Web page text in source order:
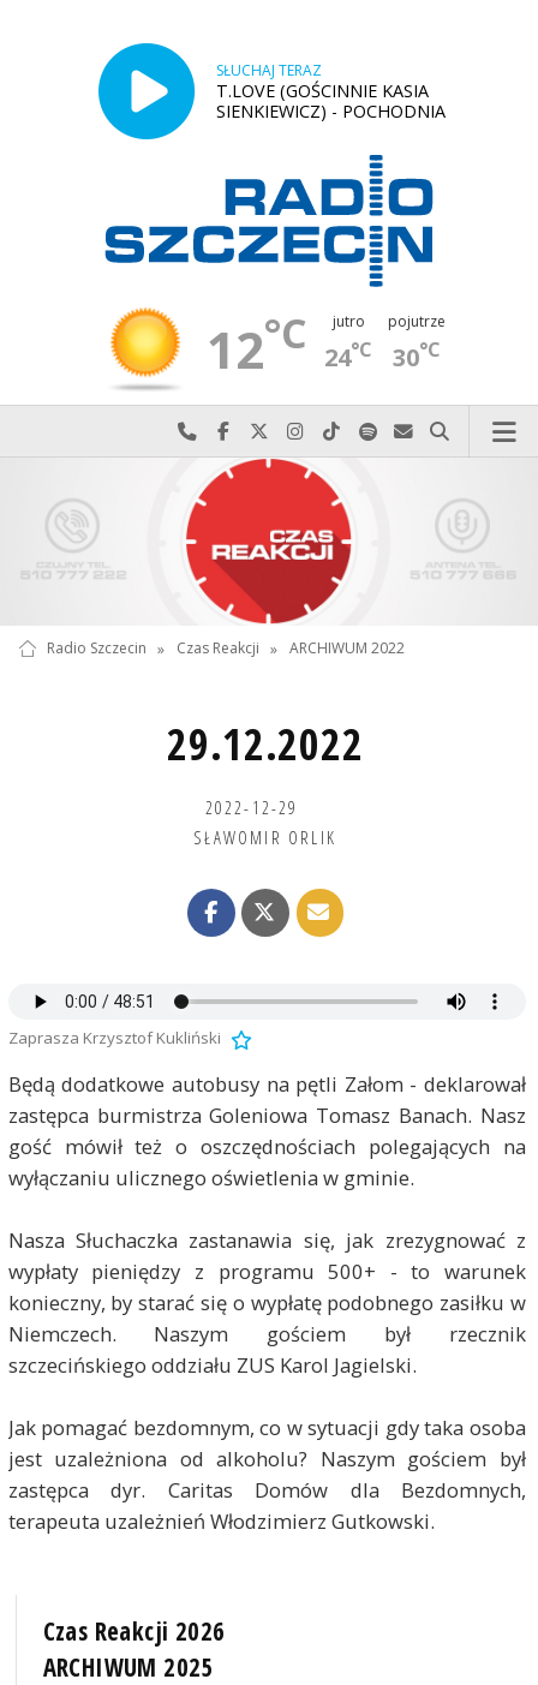
SŁUCHAJ TERAZ
T.LOVE (GOŚCINNIE KASIA
SIENKIEWICZ) - POCHODNIA
12°C jutro
24°C
pojutrze
30°C
Najlepiej po prostu do nas zadzwoń
Odwiedź nas na Facebook-u
Odwiedź nas na X
Odwiedź nas na Instagram-ie
Odwiedź nas na TikTok-u
Szukaj nas na Spotify
Wyślij do nas
Szukaj
Radio Szczecin » Czas Reakcji » ARCHIWUM 2022
29.12.2022
2022-12-29
SŁAWOMIR ORLIK
Zaprasza Krzysztof Kukliński
Będą dodatkowe autobusy na pętli Załom - deklarował
zastępca burmistrza Goleniowa Tomasz Banach. Nasz
gość mówił też o oszczędnościach polegających na
wyłączaniu ulicznego oświetlenia w gminie.
Nasza Słuchaczka zastanawia się, jak zrezygnować z
wypłaty pieniędzy z programu 500+ - to warunek
konieczny, by starać się o wypłatę podobnego zasiłku w
Niemczech. Naszym gościem był rzecznik
szczecińskiego oddziału ZUS Karol Jagielski.
Jak pomagać bezdomnym, co w sytuacji gdy taka osoba
jest uzależniona od alkoholu? Naszym gościem był
zastępca dyr. Caritas Domów dla Bezdomnych,
terapeuta uzależnień Włodzimierz Gutkowski.
Czas Reakcji 2026
ARCHIWUM 2025